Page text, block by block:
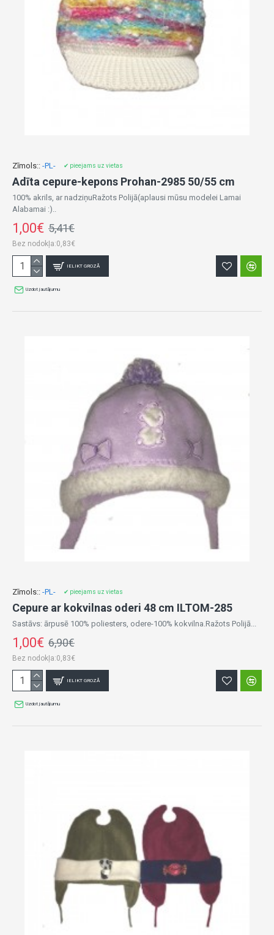
Zīmols:: -PL- ✔ pieejams uz vietas
Adīta cepure-kepons Prohan-2985 50/55 cm
100% akrils, ar nadziņuRažots Polijā(aplausi mūsu modelei Lamai
Alabamai :)..
1,00€ 5,41€
Bez nodokļa:0,83€
IELIKT GROZĀ
Uzdot jautājumu
Zīmols:: -PL- ✔ pieejams uz vietas
Cepure ar kokvilnas oderi 48 cm ILTOM-285
Sastāvs: ārpusē 100% poliesters, odere-100% kokvilna.Ražots Polijā...
1,00€ 6,90€
Bez nodokļa:0,83€
IELIKT GROZĀ
Uzdot jautājumu